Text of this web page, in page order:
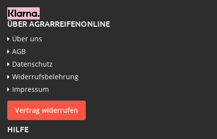
ÜBER AGRARREIFENONLINE
Über uns
AGB
Datenschutz
Widerrufsbelehrung
Impressum
Vertrag widerrufen
HILFE